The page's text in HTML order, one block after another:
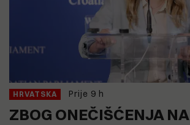
HRVATSKA Prije 9 h
ZBOG ONEČIŠĆENJA NA